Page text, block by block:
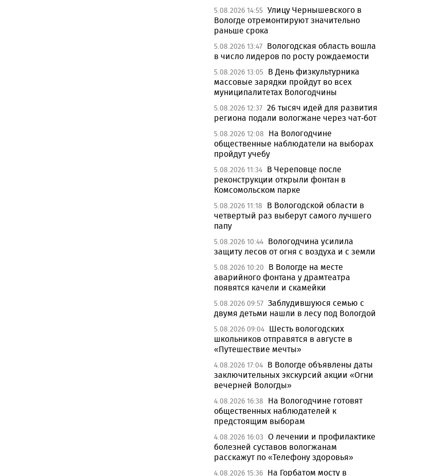
5.08.2026 14:55 Улицу Чернышевского в
Вологде отремонтируют значительно
раньше срока
5.08.2026 13:47 Вологодская область вошла
в число лидеров по росту рождаемости
5.08.2026 13:05 В День физкультурника
массовые зарядки пройдут во всех
муниципалитетах Вологодчины
5.08.2026 12:37 26 тысяч идей для развития
региона подали вологжане через чат-бот
5.08.2026 12:08
На Вологодчине
общественные наблюдатели на выборах
пройдут учебу
5.08.2026 11:34 В Череповце после
реконструкции открыли фонтан в
Комсомольском парке
5.08.2026 11:18
В Вологодской области в
четвертый раз выберут самого лучшего
папу
5.08.2026 10:44 Вологодчина усилила
защиту лесов от огня с воздуха и с земли
5.08.2026 10:20
В Вологде на месте
аварийного фонтана у драмтеатра
появятся качели и скамейки
5.08.2026 09:57 Заблудившуюся семью с
двумя детьми нашли в лесу под Вологдой
5.08.2026 09:04 Шесть вологодских
школьников отправятся в августе в
«Путешествие мечты»
4.08.2026 17:04 В Вологде объявлены даты
заключительных экскурсий акции «Огни
вечерней Вологды»
4.08.2026 16:38
На Вологодчине готовят
общественных наблюдателей к
предстоящим выборам
4.08.2026 16:03 О лечении и профилактике
болезней суставов вологжанам
расскажут по «Телефону здоровья»
4.08.2026 15:36 На Горбатом мосту в